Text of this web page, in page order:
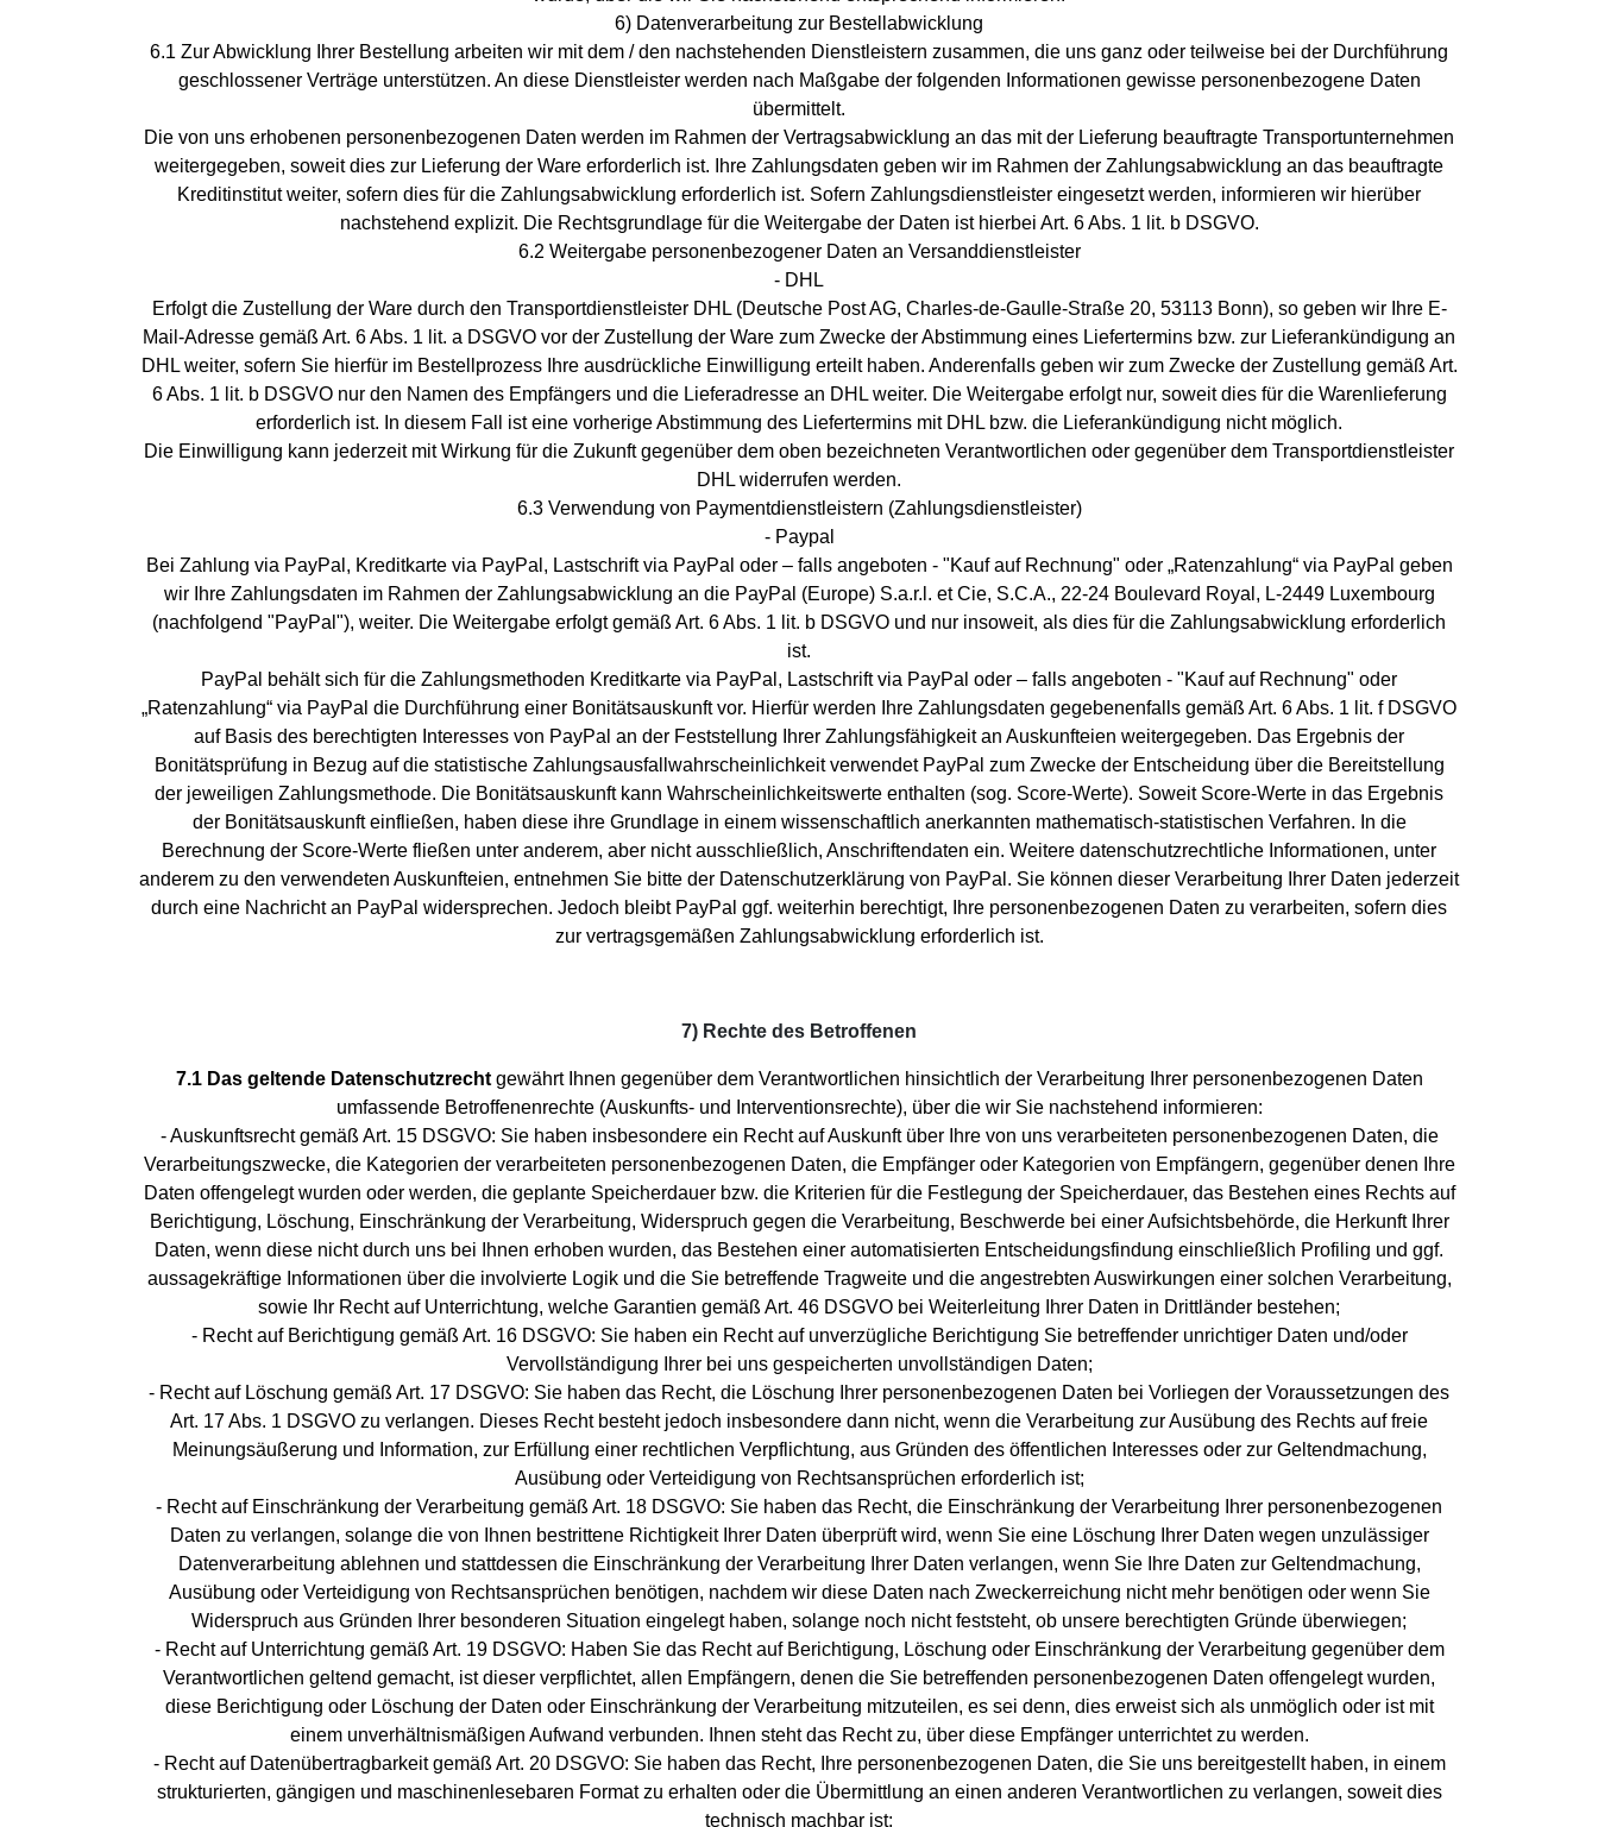
6) Datenverarbeitung zur Bestellabwicklung
6.1 Zur Abwicklung Ihrer Bestellung arbeiten wir mit dem / den nachstehenden Dienstleistern zusammen, die uns ganz oder teilweise bei der Durchführung
geschlossener Verträge unterstützen. An diese Dienstleister werden nach Maßgabe der folgenden Informationen gewisse personenbezogene Daten
übermittelt.
Die von uns erhobenen personenbezogenen Daten werden im Rahmen der Vertragsabwicklung an das mit der Lieferung beauftragte Transportunternehmen
weitergegeben, soweit dies zur Lieferung der Ware erforderlich ist. Ihre Zahlungsdaten geben wir im Rahmen der Zahlungsabwicklung an das beauftragte
Kreditinstitut weiter, sofern dies für die Zahlungsabwicklung erforderlich ist. Sofern Zahlungsdienstleister eingesetzt werden, informieren wir hierüber
nachstehend explizit. Die Rechtsgrundlage für die Weitergabe der Daten ist hierbei Art. 6 Abs. 1 lit. b DSGVO.
6.2 Weitergabe personenbezogener Daten an Versanddienstleister
- DHL
Erfolgt die Zustellung der Ware durch den Transportdienstleister DHL (Deutsche Post AG, Charles-de-Gaulle-Straße 20, 53113 Bonn), so geben wir Ihre E-
Mail-Adresse gemäß Art. 6 Abs. 1 lit. a DSGVO vor der Zustellung der Ware zum Zwecke der Abstimmung eines Liefertermins bzw. zur Lieferankündigung an
DHL weiter, sofern Sie hierfür im Bestellprozess Ihre ausdrückliche Einwilligung erteilt haben. Anderenfalls geben wir zum Zwecke der Zustellung gemäß Art.
6 Abs. 1 lit. b DSGVO nur den Namen des Empfängers und die Lieferadresse an DHL weiter. Die Weitergabe erfolgt nur, soweit dies für die Warenlieferung
erforderlich ist. In diesem Fall ist eine vorherige Abstimmung des Liefertermins mit DHL bzw. die Lieferankündigung nicht möglich.
Die Einwilligung kann jederzeit mit Wirkung für die Zukunft gegenüber dem oben bezeichneten Verantwortlichen oder gegenüber dem Transportdienstleister
DHL widerrufen werden.
6.3 Verwendung von Paymentdienstleistern (Zahlungsdienstleister)
- Paypal
Bei Zahlung via PayPal, Kreditkarte via PayPal, Lastschrift via PayPal oder – falls angeboten - "Kauf auf Rechnung" oder „Ratenzahlung“ via PayPal geben
wir Ihre Zahlungsdaten im Rahmen der Zahlungsabwicklung an die PayPal (Europe) S.a.r.l. et Cie, S.C.A., 22-24 Boulevard Royal, L-2449 Luxembourg
(nachfolgend "PayPal"), weiter. Die Weitergabe erfolgt gemäß Art. 6 Abs. 1 lit. b DSGVO und nur insoweit, als dies für die Zahlungsabwicklung erforderlich
ist.
PayPal behält sich für die Zahlungsmethoden Kreditkarte via PayPal, Lastschrift via PayPal oder – falls angeboten - "Kauf auf Rechnung" oder
„Ratenzahlung“ via PayPal die Durchführung einer Bonitätsauskunft vor. Hierfür werden Ihre Zahlungsdaten gegebenenfalls gemäß Art. 6 Abs. 1 lit. f DSGVO
auf Basis des berechtigten Interesses von PayPal an der Feststellung Ihrer Zahlungsfähigkeit an Auskunfteien weitergegeben. Das Ergebnis der
Bonitätsprüfung in Bezug auf die statistische Zahlungsausfallwahrscheinlichkeit verwendet PayPal zum Zwecke der Entscheidung über die Bereitstellung
der jeweiligen Zahlungsmethode. Die Bonitätsauskunft kann Wahrscheinlichkeitswerte enthalten (sog. Score-Werte). Soweit Score-Werte in das Ergebnis
der Bonitätsauskunft einfließen, haben diese ihre Grundlage in einem wissenschaftlich anerkannten mathematisch-statistischen Verfahren. In die
Berechnung der Score-Werte fließen unter anderem, aber nicht ausschließlich, Anschriftendaten ein. Weitere datenschutzrechtliche Informationen, unter
anderem zu den verwendeten Auskunfteien, entnehmen Sie bitte der Datenschutzerklärung von PayPal. Sie können dieser Verarbeitung Ihrer Daten jederzeit
durch eine Nachricht an PayPal widersprechen. Jedoch bleibt PayPal ggf. weiterhin berechtigt, Ihre personenbezogenen Daten zu verarbeiten, sofern dies
zur vertragsgemäßen Zahlungsabwicklung erforderlich ist.
7) Rechte des Betroffenen
7.1 Das geltende Datenschutzrechtgewährt Ihnen gegenüber dem Verantwortlichen hinsichtlich der Verarbeitung Ihrer personenbezogenen Daten
umfassende Betroffenenrechte (Auskunfts- und Interventionsrechte), über die wir Sie nachstehend informieren:
- Auskunftsrecht gemäß Art. 15 DSGVO: Sie haben insbesondere ein Recht auf Auskunft über Ihre von uns verarbeiteten personenbezogenen Daten, die
Verarbeitungszwecke, die Kategorien der verarbeiteten personenbezogenen Daten, die Empfänger oder Kategorien von Empfängern, gegenüber denen Ihre
Daten offengelegt wurden oder werden, die geplante Speicherdauer bzw. die Kriterien für die Festlegung der Speicherdauer, das Bestehen eines Rechts auf
Berichtigung, Löschung, Einschränkung der Verarbeitung, Widerspruch gegen die Verarbeitung, Beschwerde bei einer Aufsichtsbehörde, die Herkunft Ihrer
Daten, wenn diese nicht durch uns bei Ihnen erhoben wurden, das Bestehen einer automatisierten Entscheidungsfindung einschließlich Profiling und ggf.
aussagekräftige Informationen über die involvierte Logik und die Sie betreffende Tragweite und die angestrebten Auswirkungen einer solchen Verarbeitung,
sowie Ihr Recht auf Unterrichtung, welche Garantien gemäß Art. 46 DSGVO bei Weiterleitung Ihrer Daten in Drittländer bestehen;
- Recht auf Berichtigung gemäß Art. 16 DSGVO: Sie haben ein Recht auf unverzügliche Berichtigung Sie betreffender unrichtiger Daten und/oder
Vervollständigung Ihrer bei uns gespeicherten unvollständigen Daten;
- Recht auf Löschung gemäß Art. 17 DSGVO: Sie haben das Recht, die Löschung Ihrer personenbezogenen Daten bei Vorliegen der Voraussetzungen des
Art. 17 Abs. 1 DSGVO zu verlangen. Dieses Recht besteht jedoch insbesondere dann nicht, wenn die Verarbeitung zur Ausübung des Rechts auf freie
Meinungsäußerung und Information, zur Erfüllung einer rechtlichen Verpflichtung, aus Gründen des öffentlichen Interesses oder zur Geltendmachung,
Ausübung oder Verteidigung von Rechtsansprüchen erforderlich ist;
- Recht auf Einschränkung der Verarbeitung gemäß Art. 18 DSGVO: Sie haben das Recht, die Einschränkung der Verarbeitung Ihrer personenbezogenen
Daten zu verlangen, solange die von Ihnen bestrittene Richtigkeit Ihrer Daten überprüft wird, wenn Sie eine Löschung Ihrer Daten wegen unzulässiger
Datenverarbeitung ablehnen und stattdessen die Einschränkung der Verarbeitung Ihrer Daten verlangen, wenn Sie Ihre Daten zur Geltendmachung,
Ausübung oder Verteidigung von Rechtsansprüchen benötigen, nachdem wir diese Daten nach Zweckerreichung nicht mehr benötigen oder wenn Sie
Widerspruch aus Gründen Ihrer besonderen Situation eingelegt haben, solange noch nicht feststeht, ob unsere berechtigten Gründe überwiegen;
- Recht auf Unterrichtung gemäß Art. 19 DSGVO: Haben Sie das Recht auf Berichtigung, Löschung oder Einschränkung der Verarbeitung gegenüber dem
Verantwortlichen geltend gemacht, ist dieser verpflichtet, allen Empfängern, denen die Sie betreffenden personenbezogenen Daten offengelegt wurden,
diese Berichtigung oder Löschung der Daten oder Einschränkung der Verarbeitung mitzuteilen, es sei denn, dies erweist sich als unmöglich oder ist mit
einem unverhältnismäßigen Aufwand verbunden. Ihnen steht das Recht zu, über diese Empfänger unterrichtet zu werden.
- Recht auf Datenübertragbarkeit gemäß Art. 20 DSGVO: Sie haben das Recht, Ihre personenbezogenen Daten, die Sie uns bereitgestellt haben, in einem
strukturierten, gängigen und maschinenlesebaren Format zu erhalten oder die Übermittlung an einen anderen Verantwortlichen zu verlangen, soweit dies
technisch machbar ist;